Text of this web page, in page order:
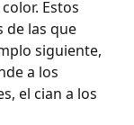
Estos
de las que
siguiente,
a los
el cian a los